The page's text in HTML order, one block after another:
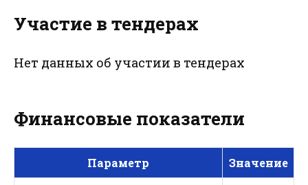
Участие в тендерах
Нет данных об участии в тендерах
Финансовые показатели
Параметр Значение